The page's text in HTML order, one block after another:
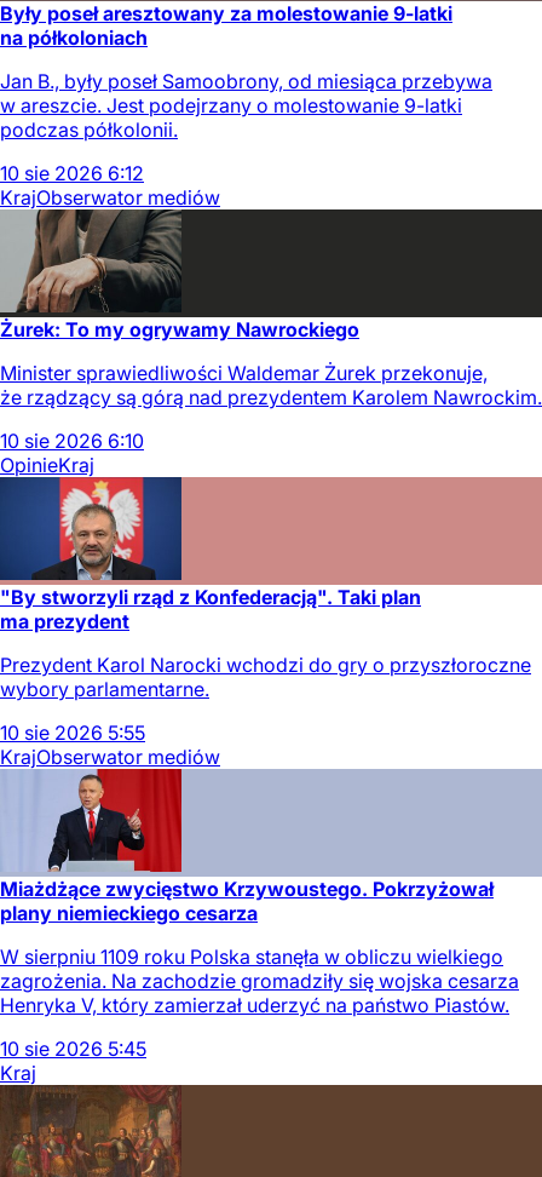
Były poseł aresztowany za molestowanie 9-latki
na półkoloniach
Jan B., były poseł Samoobrony, od miesiąca przebywa
w areszcie. Jest podejrzany o molestowanie 9-latki
podczas półkolonii.
10 sie 2026 6:12
KrajObserwator mediów
Żurek: To my ogrywamy Nawrockiego
Minister sprawiedliwości Waldemar Żurek przekonuje,
że rządzący są górą nad prezydentem Karolem Nawrockim.
10 sie 2026 6:10
OpinieKraj
"By stworzyli rząd z Konfederacją". Taki plan
ma prezydent
Prezydent Karol Narocki wchodzi do gry o przyszłoroczne
wybory parlamentarne.
10 sie 2026 5:55
KrajObserwator mediów
Miażdżące zwycięstwo Krzywoustego. Pokrzyżował
plany niemieckiego cesarza
W sierpniu 1109 roku Polska stanęła w obliczu wielkiego
zagrożenia. Na zachodzie gromadziły się wojska cesarza
Henryka V, który zamierzał uderzyć na państwo Piastów.
10 sie 2026 5:45
Kraj